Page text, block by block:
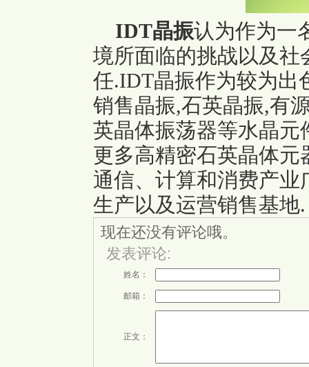
IDT晶振认为作为一
境所面临的挑战以及
任.IDT晶振作为较为出
销售晶振,石英晶振,有
英晶体振荡器等水晶
更多高精密石英晶体
通信、计算和消费产
生产以及运营销售基地.
现在还没有评论哦。
发表评论:
姓名：
邮箱：
正文：